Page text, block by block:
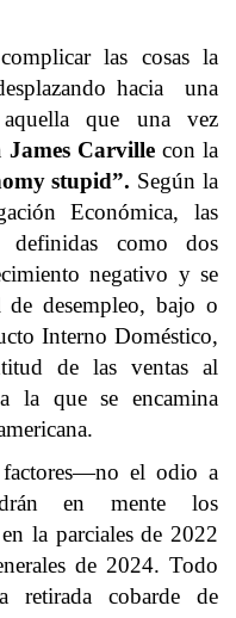
las cosas la
hacia una
aquella que una vez
James Carvillecon la
stupid”. Según la
Económica, las
definidas como dos
negativo y se
desempleo, bajo o
Interno Doméstico,
de las ventas al
la que se encamina
factores—no el odio a
en mente los
la parciales de 2022
de 2024. Todo
cobarde de